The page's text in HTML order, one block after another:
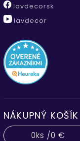
lavdecorsk
lavdecor
NÁKUPNÝ KOŠÍK
0ks /0 €